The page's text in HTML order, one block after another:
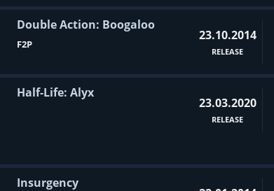
Double Action: Boogaloo
F2P
23.10.2014
RELEASE
Half-Life: Alyx
23.03.2020
RELEASE
Insurgency